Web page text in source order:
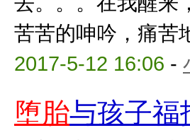
苦苦的呻吟，痛苦
2017-5-12 16:06 -
堕胎与孩子福